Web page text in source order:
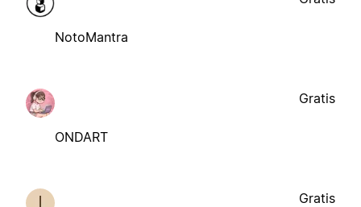
NotoMantra
ONDART
Gratis
Gratis